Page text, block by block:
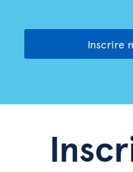
Inscrire